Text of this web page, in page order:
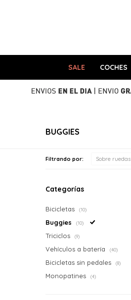
SALE COCHES
BUGGIES
Filtrando por: Sobre ruedas
Categorías
Bicicletas (10)
Buggies (10)
Triciclos (9)
Vehículos a batería (40)
Bicicletas sin pedales (8)
Monopatines (4)